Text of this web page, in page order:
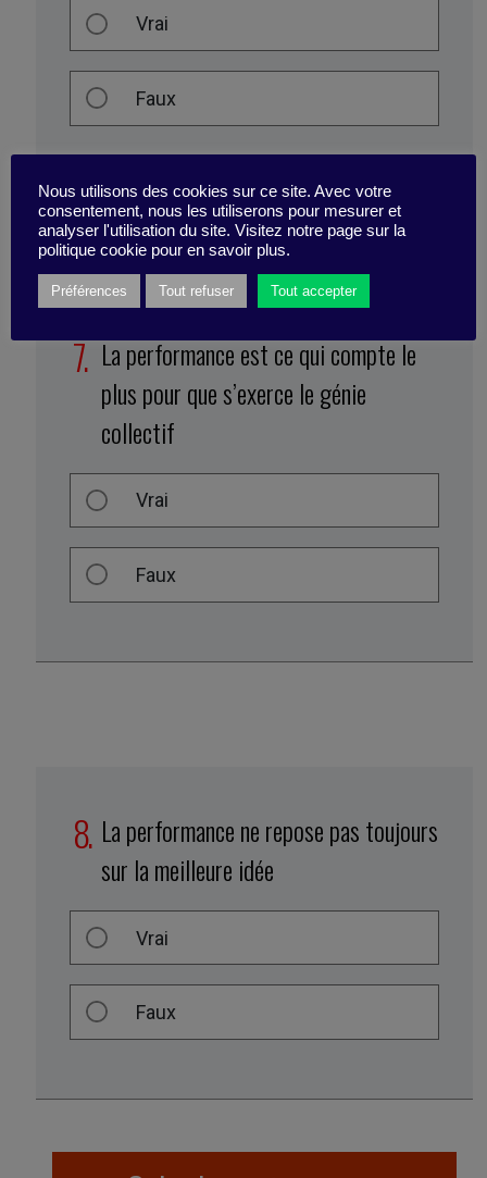
Vrai
Faux
La performance est ce qui compte le
plus pour que s’exerce le génie
collectif
Vrai
Faux
La performance ne repose pas toujours
sur la meilleure idée
Vrai
Faux
Nous utilisons des cookies sur ce site. Avec votre
consentement, nous les utiliserons pour mesurer et
analyser l'utilisation du site. Visitez notre page sur la
politique cookie pour en savoir plus.
Préférences Tout refuser Tout accepter